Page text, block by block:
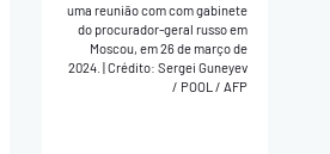
uma reunião com com gabinete
do procurador-geral russo em
Moscou, em 26 de março de
2024.|Crédito: Sergei Guneyev
/ POOL / AFP